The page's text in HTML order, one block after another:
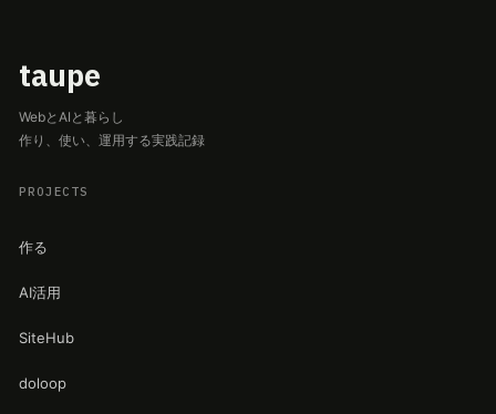
taupe
WebとAIと暮らし
作り、使い、運用する実践記録
PROJECTS
作る
AI活用
SiteHub
doloop